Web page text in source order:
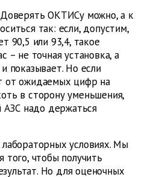
ОКТИСу можно, а к
так: если, допустим,
90,5 или 93,4, такое
– не точная установка, а
показывает. Но если
от ожидаемых цифр на
в сторону уменьшения,
АЗС надо держаться
условиях. Мы
того, чтобы получить
Но для оценочных